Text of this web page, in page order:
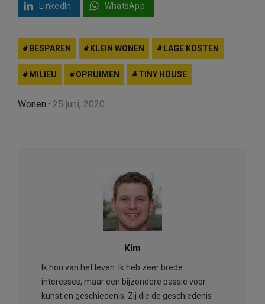
LinkedIn WhatsApp
BESPAREN KLEIN WONEN LAGE KOSTEN
MILIEU OPRUIMEN TINY HOUSE
Wonen · 25 juni, 2020
Kim
Ik hou van het leven. Ik heb zeer brede
interesses, maar een bijzondere passie voor
kunst en geschiedenis. Zij die de geschiedenis